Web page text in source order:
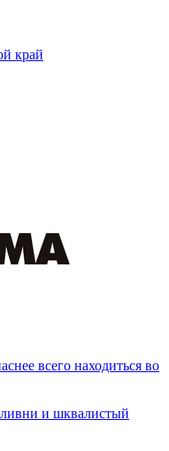
край
всего находиться во
ливни и шквалистый